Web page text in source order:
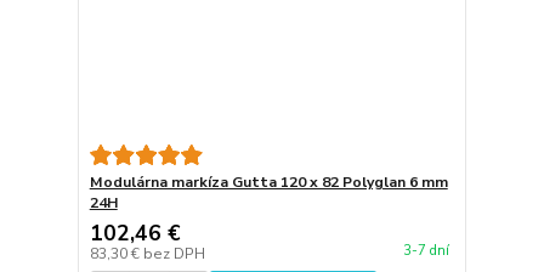
Modulárna markíza Gutta 120 x 82 Polyglan 6 mm
24H
102,46 €
83,30 € bez DPH 3-7 dní